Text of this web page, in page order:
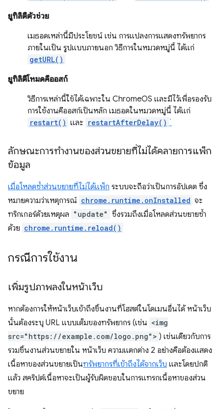
ยูทิลิตีตัวช่วย
เมธอดเหล่านี้มีประโยชน์ เช่น การแปลงการแสดงทรัพยากร
ภายในเป็น รูปแบบภายนอก วิธีการในหมวดหมู่นี้ ได้แก่
getURL()
ยูทิลิตีโหมดคีออสก์
วิธีการเหล่านี้ใช้ได้เฉพาะใน ChromeOS และมีไว้เพื่อรองรับ
การใช้งานคีออสก์เป็นหลัก เมธอดในหมวดหมู่นี้ ได้แก่
restart() และ restartAfterDelay() `
ลักษณะการทำงานของส่วนขยายที่ไม่ได้คลายการแพ็ก
ข้อมูล
เมื่อโหลดซ้ำส่วนขยายที่ไม่ได้แพ็ก ระบบจะถือว่าเป็นการอัปเดต ซึ่ง
หมายความว่าเหตุการณ์ chrome.runtime.onInstalled จะ
ทริกเกอร์ด้วยเหตุผล "update" ซึ่งรวมถึงเมื่อโหลดส่วนขยายซ้ำ
ด้วย chrome.runtime.reload()
กรณีการใช้งาน
เพิ่มรูปภาพลงในหน้าเว็บ
หากต้องการให้หน้าเว็บเข้าถึงชิ้นงานที่โฮสต์ในโดเมนอื่นได้ หน้าเว็บ
นั้นต้องระบุ URL แบบเต็มของทรัพยากร (เช่น <img
src="https://example.com/logo.png"> ) เช่นเดียวกับการ
รวมชิ้นงานส่วนขยายใน หน้าเว็บ ความแตกต่าง 2 อย่างคือต้องแสดง
เนื้อหาของส่วนขยายเป็นทรัพยากรที่เข้าถึงได้จากเว็บ และโดยปกติ
แล้ว สคริปต์เนื้อหาจะเป็นผู้รับผิดชอบในการแทรกเนื้อหาของส่วน
ขยาย